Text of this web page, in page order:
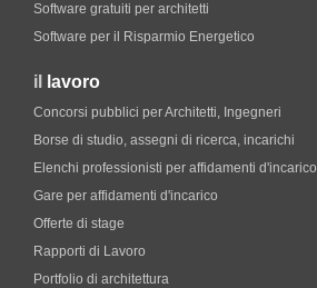
Software gratuiti per architetti
Software per il Risparmio Energetico
il lavoro
Concorsi pubblici per Architetti, Ingegneri
Borse di studio, assegni di ricerca, incarichi
Elenchi professionisti per affidamenti d'incarico
Gare per affidamenti d'incarico
Offerte di stage
Rapporti di Lavoro
Portfolio di architettura